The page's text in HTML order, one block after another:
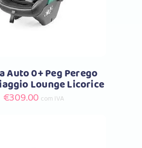
Auto 0+ Peg Perego
Lounge Licorice
€309.00 com IVA